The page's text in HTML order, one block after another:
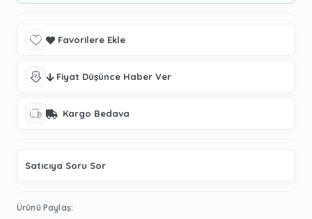
Favorilere Ekle
Fiyat Düşünce Haber Ver
Kargo Bedava
Satıcıya Soru Sor
Ürünü Paylaş: